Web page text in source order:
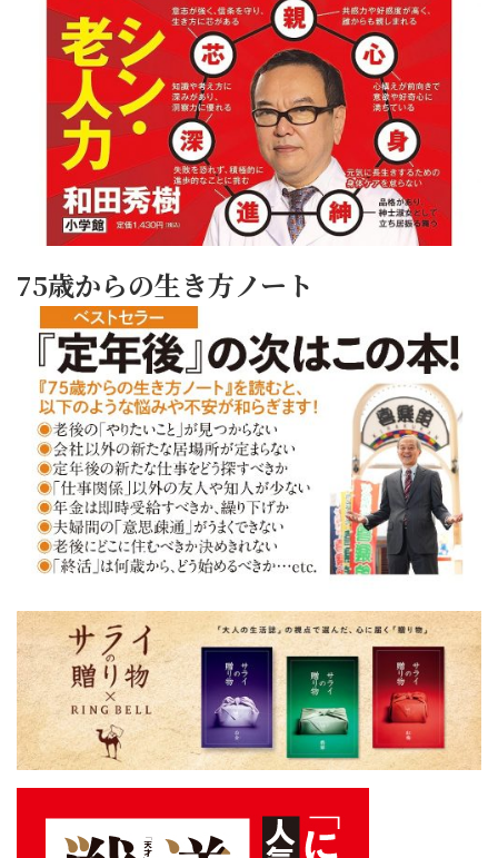
75歳からの生き方ノート